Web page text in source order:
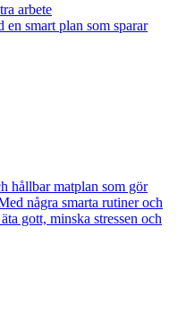
arbete
en smart plan som sparar
hållbar matplan som gör
några smarta rutiner och
gott, minska stressen och